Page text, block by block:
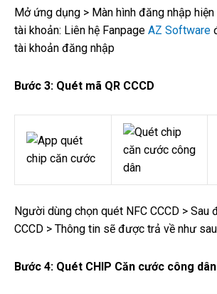
Mở ứng dụng > Màn hình đăng nhập
tài khoản: Liên hệ Fanpage AZ Software
tài khoản đăng nhập
Bước 3: Quét mã QR CCCD
Người dùng chọn quét NFC CCCD > Sau
CCCD > Thông tin sẽ được trả về như
Bước 4: Quét CHIP Căn cước công dân